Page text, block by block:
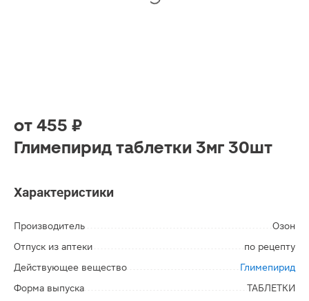
от 455 ₽
Глимепирид таблетки 3мг 30шт
Характеристики
Производитель
Озон
Отпуск из аптеки
по рецепту
Действующее вещество
Глимепирид
Форма выпуска
ТАБЛЕТКИ